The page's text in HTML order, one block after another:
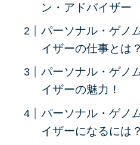
ン・アドバイザー
パーソナル・ゲノ
イザーの仕事とは？
パーソナル・ゲノ
イザーの魅力！
パーソナル・ゲノ
イザーになるには？